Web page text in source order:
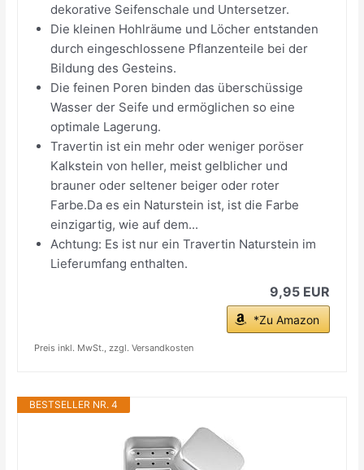
dekorative Seifenschale und Untersetzer.
Die kleinen Hohlräume und Löcher entstanden
durch eingeschlossene Pflanzenteile bei der
Bildung des Gesteins.
Die feinen Poren binden das überschüssige
Wasser der Seife und ermöglichen so eine
optimale Lagerung.
Travertin ist ein mehr oder weniger poröser
Kalkstein von heller, meist gelblicher und
brauner oder seltener beiger oder roter
Farbe.Da es ein Naturstein ist, ist die Farbe
einzigartig, wie auf dem...
Achtung: Es ist nur ein Travertin Naturstein im
Lieferumfang enthalten.
9,95 EUR
*Zu Amazon
Preis inkl. MwSt., zzgl. Versandkosten
BESTSELLER NR. 4